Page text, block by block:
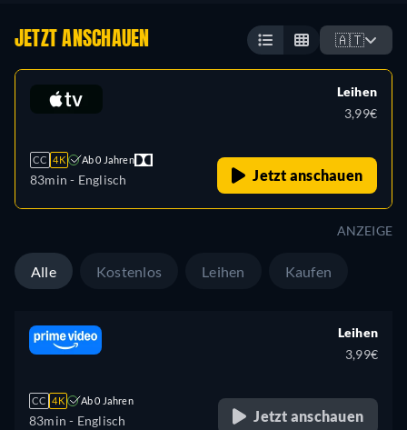
JETZT ANSCHAUEN 🇦🇹
CC 4K Ab 0 Jahren
83min - Englisch
Leihen
3,99€
Jetzt anschauen
ANZEIGE
Alle Kostenlos Leihen Kaufen
CC 4K Ab 0 Jahren
83min - Englisch
Leihen
3,99€
Jetzt anschauen